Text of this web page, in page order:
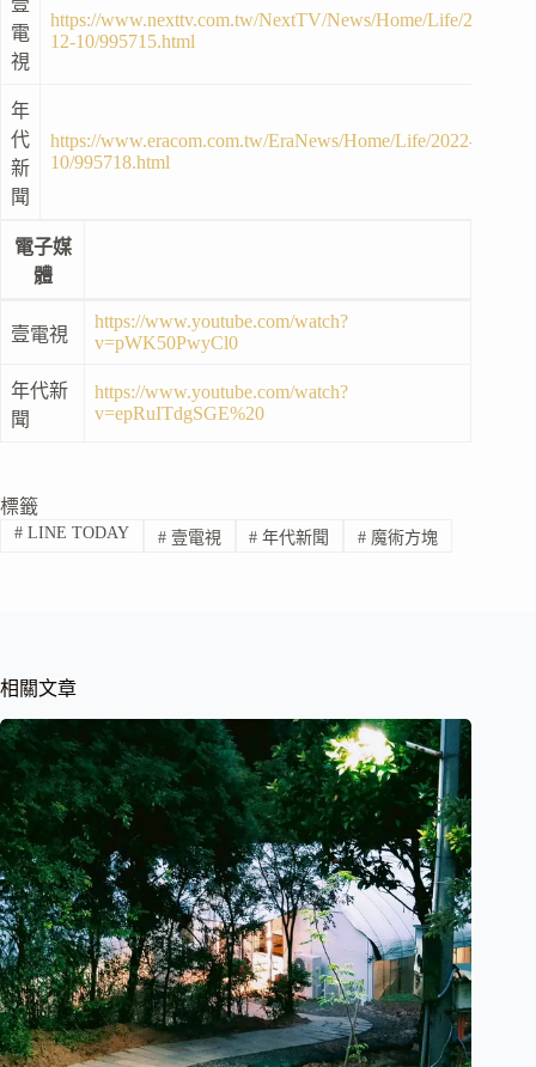
電
視
https://www.nexttv.com.tw/NextTV/News/Home/Life/2022-
12-10/995715.html
年
代
新
聞
https://www.eracom.com.tw/EraNews/Home/Life/2022-12-
10/995718.html
電子媒
體
壹電視
https://www.youtube.com/watch?
v=pWK50PwyCl0
年代新
聞
https://www.youtube.com/watch?
v=epRuITdgSGE%20
標籤
#LINE TODAY #壹電視 # 年代新聞 # 魔術方塊
相關文章